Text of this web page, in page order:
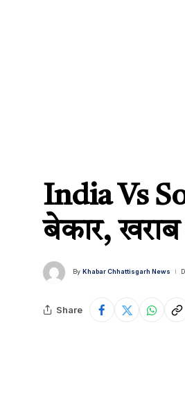
India Vs
बेकार,
By Khabar Chhattisgarh News
Share